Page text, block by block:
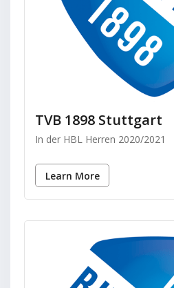
TVB 1898 Stuttgart
In der HBL Herren 2020/2021
Learn More